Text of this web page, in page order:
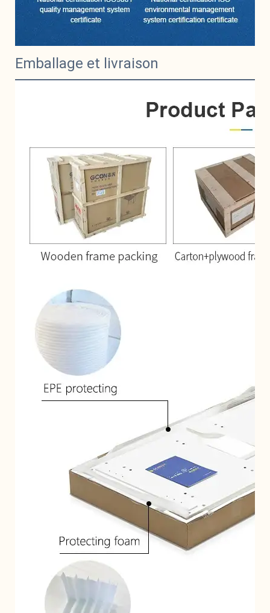
Emballage et livraison